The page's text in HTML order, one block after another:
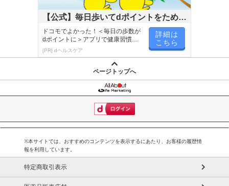
【公式】毎日歩いてdポイントをためよ
う！
ドコモでよかった！＜毎日の歩数が
dポイントに＞アプリで健康習慣が
楽しく続く！
[PR] dヘルスケア
詳細は
こちら
ページトップへ
※本サイトでは、おすすめのコンテンツを表示するにあたり、お客様の履歴情
報を利用しています。
特定商取引表示